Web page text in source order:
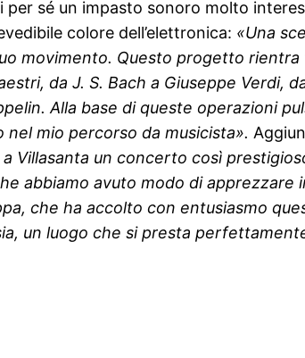
per sé un impasto sonoro molto
colore dell’elettronica: «Una
movimento. Questo progetto
da J. S. Bach a Giuseppe Verdi,
Alla base di queste operazioni
mio percorso da musicista».
Villasanta un concerto così
abbiamo avuto modo di
che ha accolto con entusiasmo
un luogo che si presta